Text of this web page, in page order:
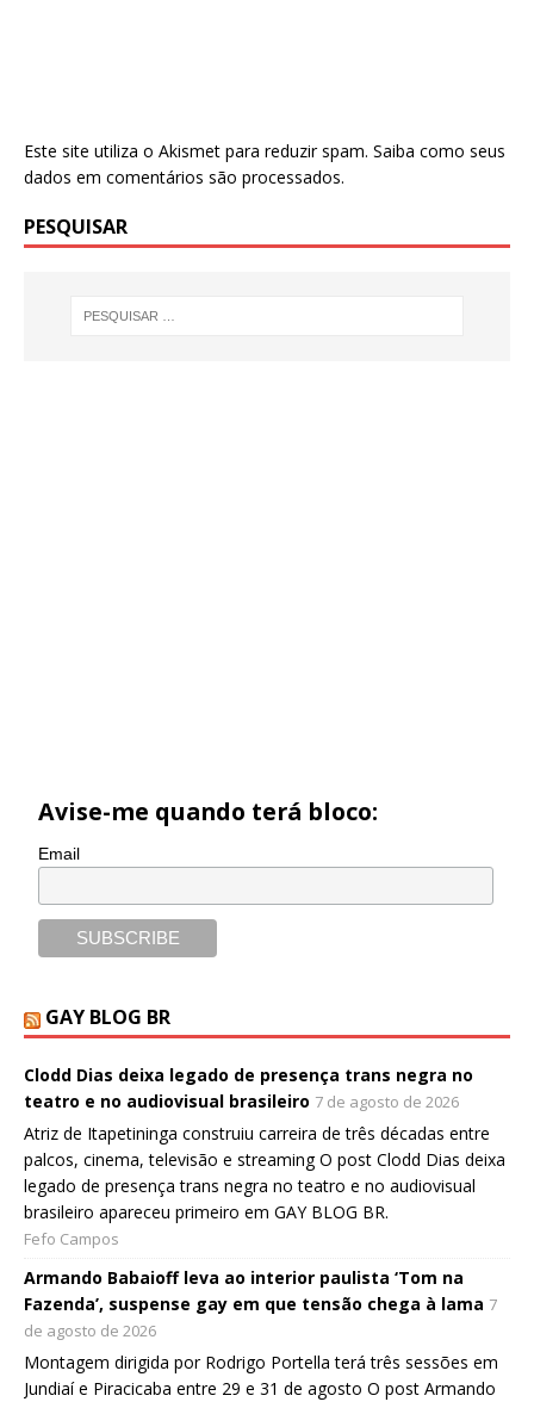
Este site utiliza o Akismet para reduzir spam. Saiba como seus
dados em comentários são processados.
PESQUISAR
Avise-me quando terá bloco:
Email
GAY BLOG BR
Clodd Dias deixa legado de presença trans negra no
teatro e no audiovisual brasileiro 7 de agosto de 2026
Atriz de Itapetininga construiu carreira de três décadas entre
palcos, cinema, televisão e streaming O post Clodd Dias deixa
legado de presença trans negra no teatro e no audiovisual
brasileiro apareceu primeiro em GAY BLOG BR.
Fefo Campos
Armando Babaioff leva ao interior paulista ‘Tom na
Fazenda’, suspense gay em que tensão chega à lama 7
de agosto de 2026
Montagem dirigida por Rodrigo Portella terá três sessões em
Jundiaí e Piracicaba entre 29 e 31 de agosto O post Armando